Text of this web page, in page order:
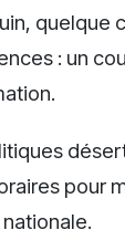
quelque
: un
pour